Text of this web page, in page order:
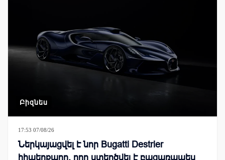
Բիզնես
17:53 07/08/26
Ներկայացվել է նոր Bugatti Destrier
հիպերքարը, որը ստեղծվել է բացառապես